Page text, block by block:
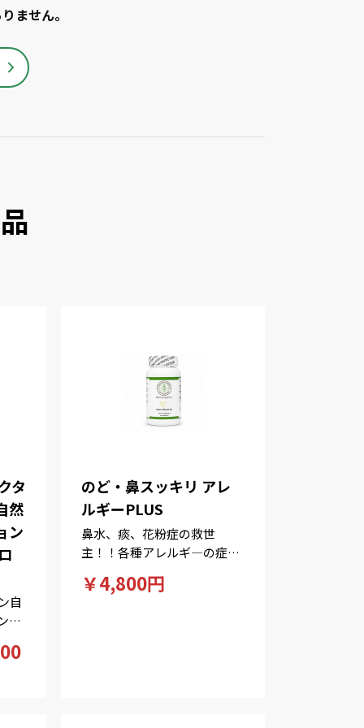
ません。
タ
然
ン
自
で
い
のど・鼻スッキリ アレ
ルギーPLUS
鼻水、痰、花粉症の救世
主！！各種アレルギ―の症状
￥4,800円